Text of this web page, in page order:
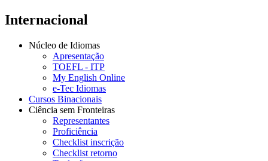
Internacional
Núcleo de Idiomas
Apresentação
TOEFL - ITP
My English Online
e-Tec Idiomas
Cursos Binacionais
Ciência sem Fronteiras
Representantes
Proficiência
Checklist inscrição
Checklist retorno